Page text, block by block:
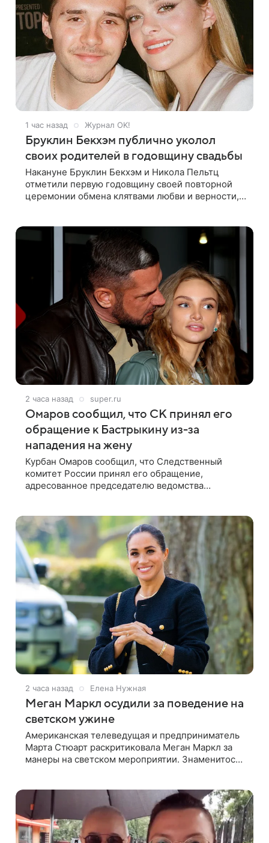
1 час назад Журнал OK!
Бруклин Бекхэм публично уколол
своих родителей в годовщину свадьбы
Накануне Бруклин Бекхэм и Никола Пельтц
отметили первую годовщину своей повторной
церемонии обмена клятвами любви и верности,
2 часа назад super.ru
Омаров сообщил, что СК принял его
обращение к Бастрыкину из-за
нападения на жену
Курбан Омаров сообщил, что Следственный
комитет России принял его обращение,
адресованное председателю ведомства
блоге. В
2 часа назад Елена Нужная
Меган Маркл осудили за поведение на
светском ужине
Американская телеведущая и предприниматель
Марта Стюарт раскритиковала Меган Маркл за
манеры на светском мероприятии. Знаменитость